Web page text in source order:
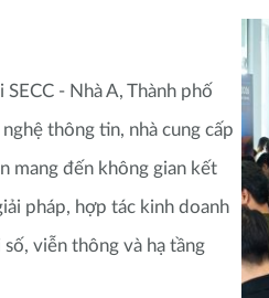
- Nhà A, Thành phố
thông tin, nhà cung cấp
mang đến không gian kết
pháp, hợp tác kinh doanh
viễn thông và hạ tầng